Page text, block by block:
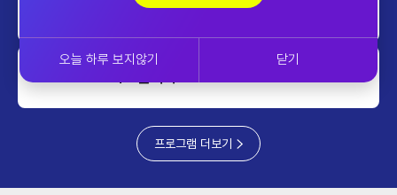
가요블랙박스
프로그램 더보기
오늘 하루 보지않기 닫기